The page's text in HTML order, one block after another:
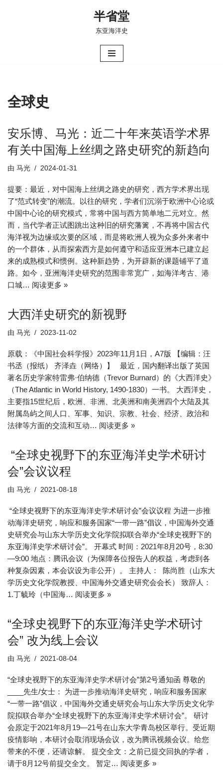
半省堂
东亚海洋史
全球史
安乐博、马光：近二十年来英语学术界
有关中国海上丝绸之路史研究的新趋向
由 马光 2024-01-31
提要：最近，对中国海上丝绸之路史的研究，西方学术界出现
了“范式转变”的潮流。以往的研究，学者们沉溺于欧洲中心论或
中国中心论的研究模式，常将中国与西方简单地二元对立。然
而，当代学者正试图跳出这种旧的研究藩篱，不再将中国古代
海洋视为边缘或次要的区域，而是将欧洲人视为众多外来者中
的一个群体，从而探索西方是如何遵守和适应亚洲本已建立起
来的成熟模式和惯例。这种新趋势，为开辟新的课题铺平了道
路。如今，亚洲海洋史研究的范围非常宽广，如海洋考古、港
口城… 阅读更多 »
大西洋史研究的新视野
由 马光 2023-11-02
原载：《中国社会科学报》2023年11月1日，A7版 【编辑：汪
书丞（报纸） 齐泽垚（网络）】 最近，国内翻译出版了英国
著名历史学家特雷弗·伯纳德（Trevor Burnard）的《大西洋史》
（The Atlantic in World History, 1490-1830）一书。 大西洋史，
主要指15世纪后，欧洲、非洲、北美洲和南美洲四个大陆及其
附属岛屿之间人口、军事、知识、宗教、社会、经济、政治和
法律等方面的交流和互动… 阅读更多 »
“全球史视野下的东亚海洋史学术研讨
会”会议议程
由 马光 2021-08-18
“全球史视野下的东亚海洋史学术研讨会”会议议程 为进一步推
动海洋史研究，响应和服务国家“一带一路”倡议，中国海外交通
史研究会与山东大学历史文化学院拟联合举办“全球史视野下的
东亚海洋史学术研讨会”。 开幕式 时间：2021年8月20号，8:30
—9:00 地点：腾讯会议（为保障各位报告人的权益，考虑到各
种复杂因素，本会议设为非公开）。 主持人： 陈尚胜（山东大
学历史文化学院教授、中国海外交通史研究会会长） 致辞人：
1.丁毓玲（中国海… 阅读更多 »
“全球史视野下的东亚海洋史学术研讨
会” 改为线上会议
由 马光 2021-08-04
“全球史视野下的东亚海洋史学术研讨会”第2号通知函 尊敬的
____先生/女士： 为进一步推动海洋史研究，响应和服务国家
“一带一路”倡议，中国海外交通史研究会与山东大学历史文化学
院拟联合举办“全球史视野下的东亚海洋史学术研讨会”。 研讨
会原定于2021年8月19—21号在山东大学青岛校区举行。受近期
疫情影响，本研讨会取消现场会议，改为腾讯视频会议。给您
带来的不便，还请谅解。 提交全文：之前已提交回执的学者，
请于8月12号前提交全文。 暂定… 阅读更多 »